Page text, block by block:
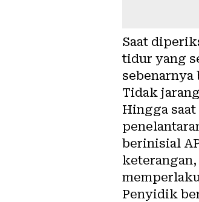
Saat
tidur yang
Tidak
Hingga
berinisial
Penyidik